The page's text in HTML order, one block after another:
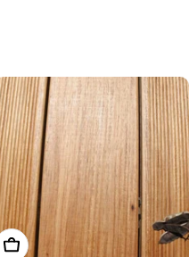
Aggiungi al carrello